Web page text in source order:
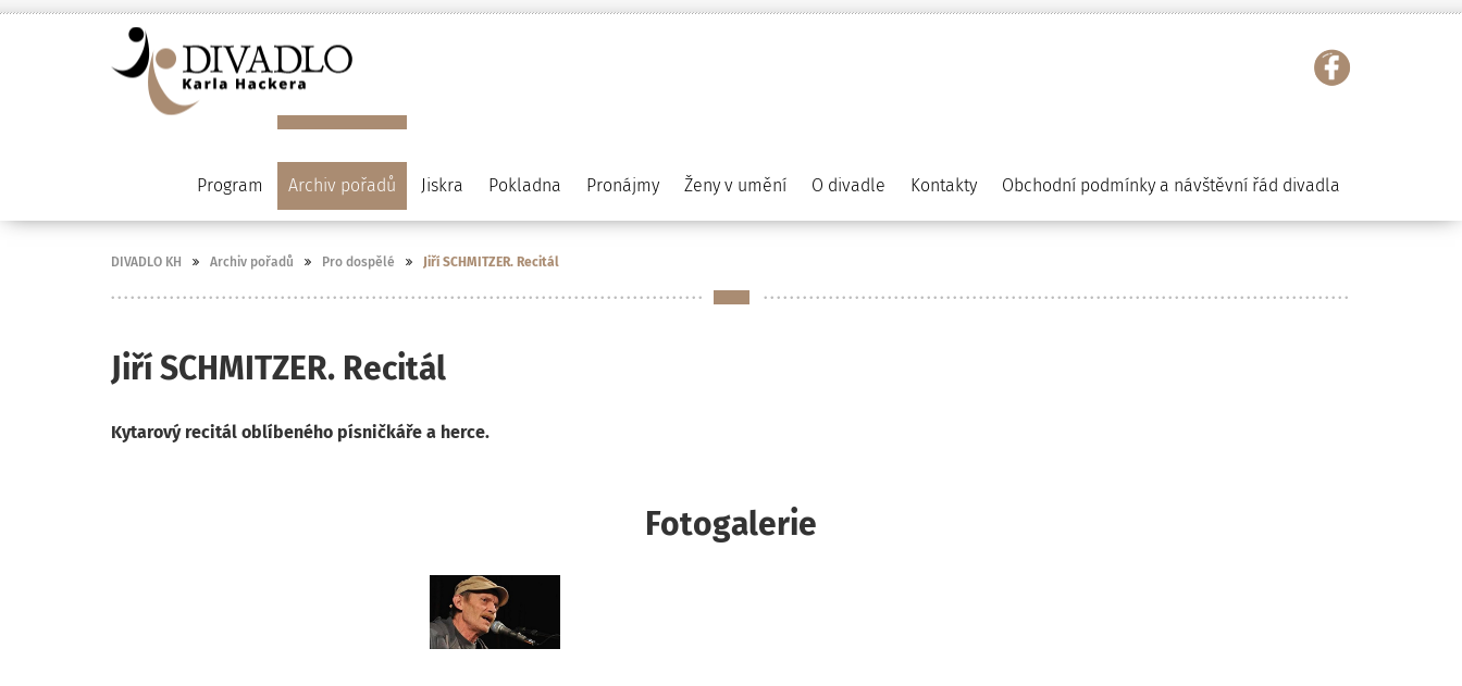
Program Archiv pořadů Jiskra Pokladna Pronájmy Ženy v umění O divadle Kontakty Obchodní podmínky a návštěvní řád divadla
DIVADLO KH Archiv pořadů Pro dospělé Jiří SCHMITZER. Recitál
Jiří SCHMITZER. Recitál
Kytarový recitál oblíbeného písničkáře a herce.
Fotogalerie